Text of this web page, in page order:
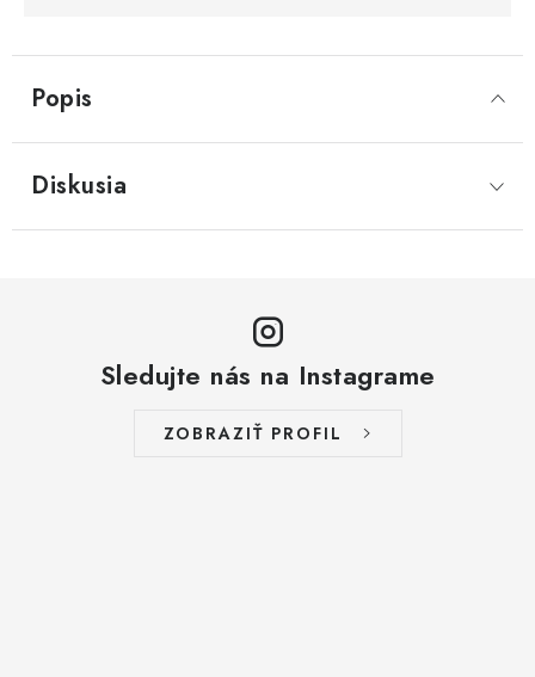
Popis
Diskusia
Sledujte nás na Instagrame
ZOBRAZIŤ PROFIL